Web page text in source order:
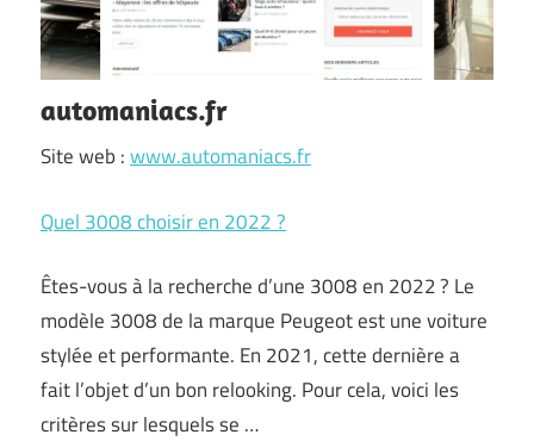
automaniacs.fr
Site web :www.automaniacs.fr
Quel 3008 choisir en 2022 ?
Êtes-vous à la recherche d’une 3008 en 2022 ? Le
modèle 3008 de la marque Peugeot est une voiture
stylée et performante. En 2021, cette dernière a
fait l’objet d’un bon relooking. Pour cela, voici les
critères sur lesquels se …